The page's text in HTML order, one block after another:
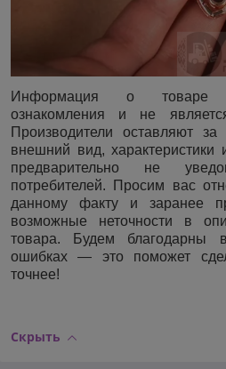
Информация о товаре
ознакомления и не
Производители оставляют
внешний вид, характеристики
предварительно не
потребителей. Просим вас
данному факту и заранее
возможные неточности в
товара. Будем
ошибках — это поможет
точнее!
Скрыть